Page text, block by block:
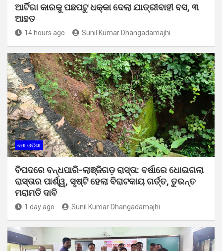
ଆର୍ଟିଗା କାରକୁ ପଛପଟୁ ଧକ୍କା ଦେଲା ଯାତ୍ରୀବାହୀ ବସ, ୩
ଆହତ
14 hours ago Sunil Kumar Dhangadamajhi
ମୋ ଓଡ଼ିଶା
ବିପଦରେ ବନ୍ଧପାରି-ଲାଞ୍ଜିଗଡ଼ ରାସ୍ତା: ବର୍ଷାରେ ଧୋଇଗଲା
ରାସ୍ତାର ପାର୍ଶ୍ୱ, ସୃଷ୍ଟି ହେଲା ବିରାଟକାୟ ଗର୍ତ୍ତ, ତୁରନ୍ତ
ମରାମତି ଦାବି
1 day ago Sunil Kumar Dhangadamajhi